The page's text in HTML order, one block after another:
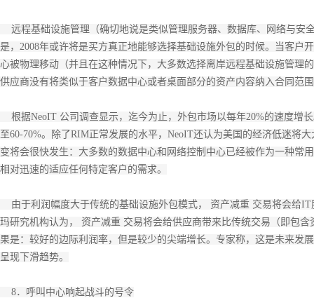
远程基础设施管理（确切地说是类似管理服务器、数据库、网络与安
是，2008年或许将是买方真正地能够选择基础设施外包的时候。当客户
心被物理移动（并且在这种情况下，大多数选择离岸远程基础设施管理
供应商没有将类似于客户数据中心或者桌面部分的资产内容纳入合同范
根据NeoIT 公司调查显示，迄今为止，外包市场以每年20%的速度增
至60-70%。除了RIM正常发展的水平，NeoIT还认为美国的经济低迷将
变将会很快发生：大多数的数据中心和网络控制中心已经被作为一种常
相对迅速的适应任何特定客户的需求。
由于利润幅度大于传统的基础设施外包模式， 资产减重 交易将会给
玛研究机构认为， 资产减重 交易将会给供应商带来比传统交易（即包
果是：较好的边际利润率，但是较少的尖端增长。专家称，这是未来发
呈现下滑趋势。
8．呼叫中心响起战斗的号令